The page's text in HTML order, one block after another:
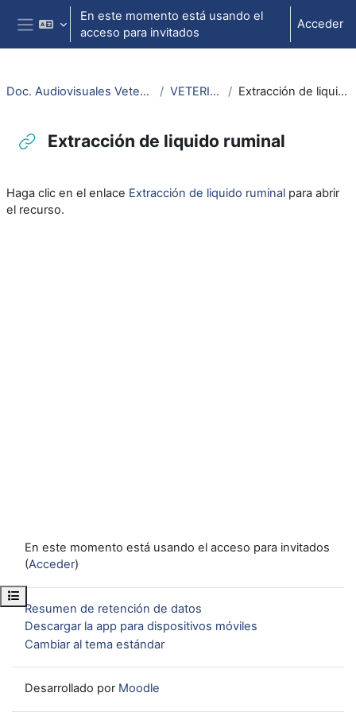
Salta al contenido principal
Panel lateral
En este momento está usando el
acceso para invitados
Acceder
Abrir índice del curso
Doc. Audiovisuales Veterinaria CCSS VETERINARIA Extracción de liquido ruminal
Extracción de liquido ruminal
Haga clic en el enlace Extracción de liquido ruminal para abrir
el recurso.
En este momento está usando el acceso para invitados
(Acceder)
Resumen de retención de datos
Descargar la app para dispositivos móviles
Cambiar al tema estándar
Desarrollado por Moodle